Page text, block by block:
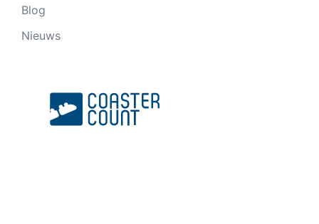
Blog
Nieuws